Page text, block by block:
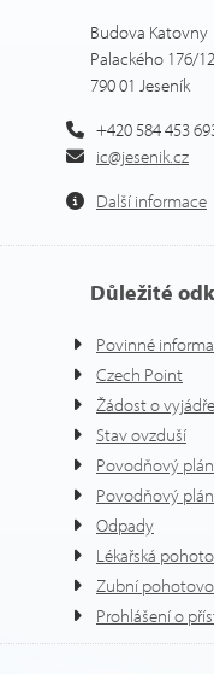
Budova Katovny
Palackého 176/12
790 01 Jeseník
+420 584 453
ic@jesenik.cz
Další informace
Důležité
Povinné
Czech Point
Žádost o
Stav ovzduší
Povodňový
Povodňový plán
Odpady
Lékařská
Zubní
Prohlášení o